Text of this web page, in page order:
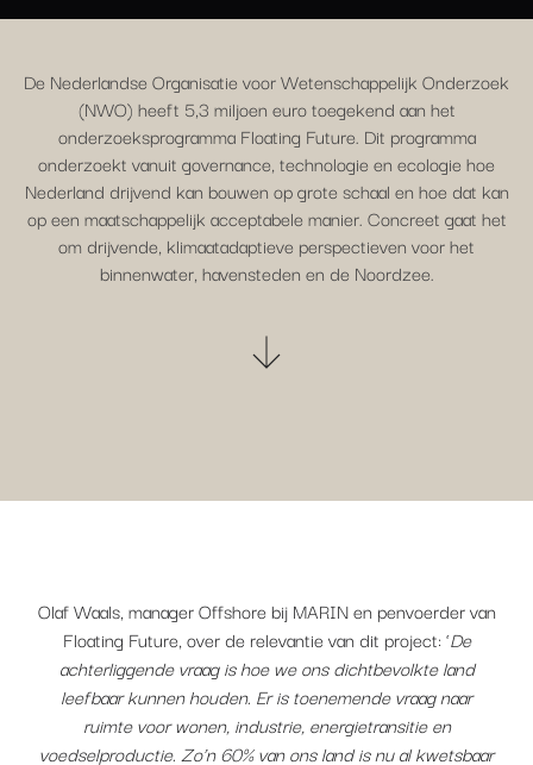
De Nederlandse Organisatie voor Wetenschappelijk Onderzoek
(NWO) heeft 5,3 miljoen euro toegekend aan het
onderzoeksprogramma Floating Future. Dit programma
onderzoekt vanuit governance, technologie en ecologie hoe
Nederland drijvend kan bouwen op grote schaal en hoe dat kan
op een maatschappelijk acceptabele manier. Concreet gaat het
om drijvende, klimaatadaptieve perspectieven voor het
binnenwater, havensteden en de Noordzee.
Olaf Waals, manager Offshore bij MARIN en penvoerder van
Floating Future, over de relevantie van dit project: ‘De
achterliggende vraag is hoe we ons dichtbevolkte land
leefbaar kunnen houden. Er is toenemende vraag naar
ruimte voor wonen, industrie, energietransitie en
voedselproductie. Zo’n 60% van ons land is nu al kwetsbaar